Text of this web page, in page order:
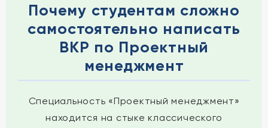
Почему студентам сложно
самостоятельно написать
ВКР по Проектный
менеджмент
Специальность «Проектный менеджмент»
находится на стыке классического